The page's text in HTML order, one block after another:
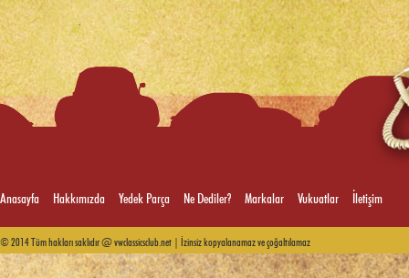
Anasayfa Hakkımızda Yedek Parça Ne Dediler? Markalar Vukuatlar İletişim
© 2014 Tüm hakları saklıdır @ vwclassicsclub.net | İzinsiz kopyalanamaz ve çoğaltılamaz